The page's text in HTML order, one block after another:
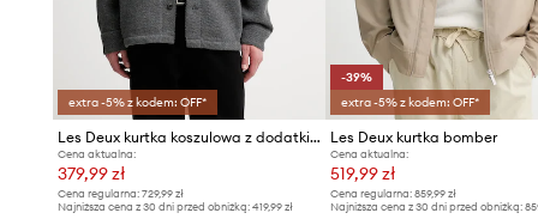
extra -5% z kodem: OFF*
Les Deux kurtka koszulowa z dodatkiem wełny Hamilton
Cena aktualna:
379,99 zł
Cena regularna: 729,99 zł
Najniższa cena z 30 dni przed obniżką: 419,99 zł
-39%
extra -5% z kodem: OFF*
Les Deux kurtka bomber
Cena aktualna:
519,99 zł
Cena regularna:859,99 zł
Najniższa cena z 30 dni przed obniżką: